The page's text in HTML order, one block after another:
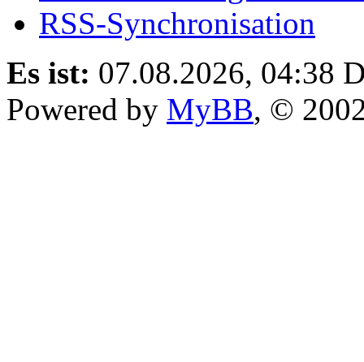
RSS-Synchronisation
Es ist: 07.08.2026, 04:38
Powered by MyBB, ©